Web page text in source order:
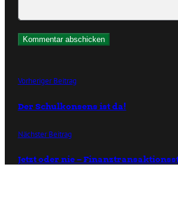
Vorheriger Beitrag
Der Schulkonsens ist da!
Nächster Beitrag
Jetzt oder nie –